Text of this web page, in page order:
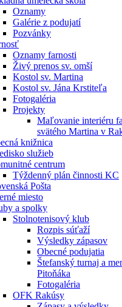
Oznamy
Galérie z podujatí
Pozvánky
Oznamy farnosti
Živý prenos sv. omší
Kostol sv. Martina
Kostol sv. Jána Krstiteľa
Fotogaléria
Projekty
Maľovanie interiéru
svätého Martina v
knižnica
služieb
centrum
Týždenný plán činnosti KC
Pošta
miesto
a spolky
Stolnotenisový klub
Rozpis súťaží
Výsledky zápasov
Obecné podujatia
Štefanský turnaj a
Pitoňáka
Fotogaléria
OFK Rakúsy